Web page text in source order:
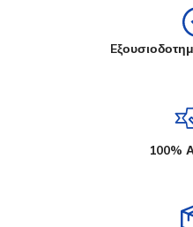
100%